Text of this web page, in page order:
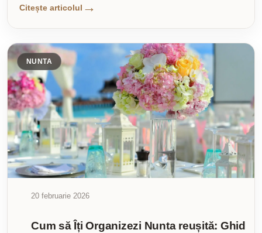
Citește articolul
NUNTA
20 februarie 2026
Cum să Îți Organizezi Nunta reușită: Ghid